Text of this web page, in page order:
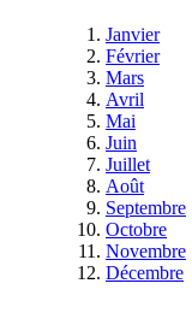
Janvier
Février
Mars
Avril
Mai
Juin
Juillet
Août
Septembre
Octobre
Novembre
Décembre